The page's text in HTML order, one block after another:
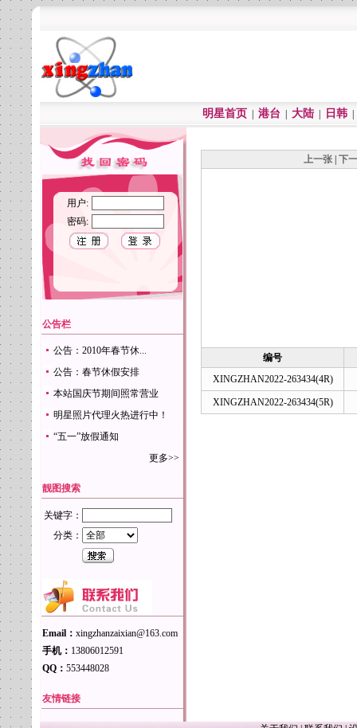
明星首页 港台 大陆 日韩
用户:
密码:
公告栏
公告：2010年春节休...
公告：春节休假安排
本站国庆节期间照常营业
明星照片代理火热进行中！
“五一”放假通知
更多>>
靓图搜索
关键字：
分类：
Email： xingzhanzaixian@163.com
手机： 13806012591
QQ： 553448028
友情链接
上一张 下
编号
XINGZHAN2022-263434(4R)
XINGZHAN2022-263434(5R)